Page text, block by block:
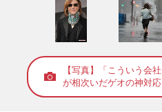
【写真】「こういう会
が相次いだゲオの神対応